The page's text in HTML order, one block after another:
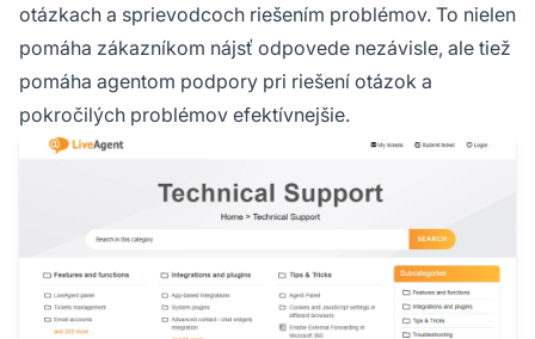
otázkach a sprievodcoch riešením problémov. To nielen
pomáha zákazníkom nájsť odpovede nezávisle, ale tiež
pomáha agentom podpory pri riešení otázok a
pokročilých problémov efektívnejšie.